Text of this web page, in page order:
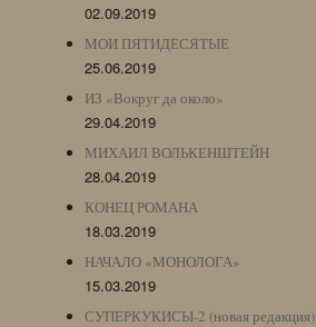
02.09.2019
МОИ ПЯТИДЕСЯТЫЕ
25.06.2019
ИЗ «Вокруг да около»
29.04.2019
МИХАИЛ ВОЛЬКЕНШТЕЙН
28.04.2019
КОНЕЦ РОМАНА
18.03.2019
НАЧАЛО «МОНОЛОГА»
15.03.2019
СУПЕРКУКИСЫ-2 (новая редакция)